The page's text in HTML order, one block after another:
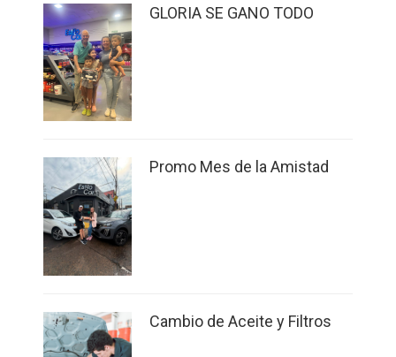
GLORIA SE GANO TODO
Promo Mes de la Amistad
Cambio de Aceite y Filtros